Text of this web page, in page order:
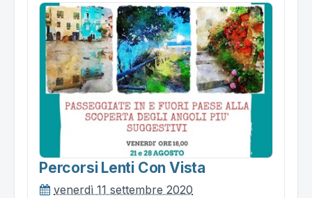
Percorsi Lenti Con Vista
venerdì 11 settembre 2020